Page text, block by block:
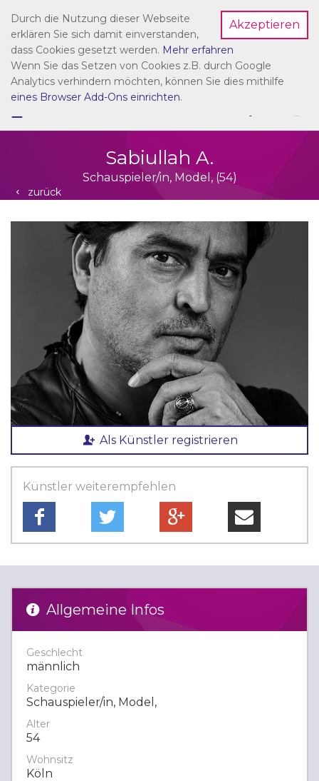
Dein Account
☰
Sabiullah A.
zurück
Schauspieler/in, Model, (54)
Als Künstler registrieren
Künstler weiterempfehlen
Allgemeine Infos
Geschlecht
männlich
Kategorie
Schauspieler/in, Model,
Alter
54
Wohnsitz
Köln
Akzeptieren
Durch die Nutzung dieser Webseite
erklären Sie sich damit einverstanden,
dass Cookies gesetzt werden. Mehr erfahren
Wenn Sie das Setzen von Cookies z.B. durch Google
Analytics verhindern möchten, können Sie dies mithilfe
eines Browser Add-Ons einrichten.